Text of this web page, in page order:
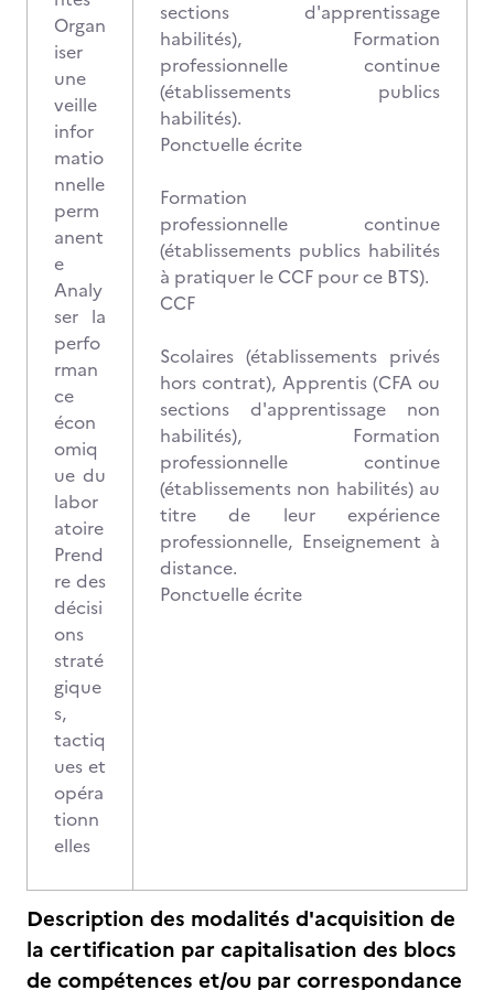
Organ
iser
une
veille
infor
matio
nnelle
perm
anent
e
Analy
ser la
perfo
rman
ce
écon
omiq
ue du
labor
atoire
Prend
re des
décisi
ons
straté
gique
s,
tactiq
ues et
opéra
tionn
elles
sections d'apprentissage
habilités), Formation
professionnelle continue
(établissements publics
habilités).
Ponctuelle écrite
Formation
professionnelle continue
(établissements publics habilités
à pratiquer le CCF pour ce BTS).
CCF
Scolaires (établissements privés
hors contrat), Apprentis (CFA ou
sections d'apprentissage non
habilités), Formation
professionnelle continue
(établissements non habilités) au
titre de leur expérience
professionnelle, Enseignement à
distance.
Ponctuelle écrite
Description des modalités d'acquisition de
la certification par capitalisation des blocs
de compétences et/ou par correspondance